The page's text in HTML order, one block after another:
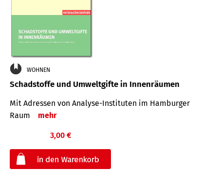
WOHNEN
Schadstoffe und Umweltgifte in Innenräumen
Mit Adressen von Analyse-Insti­tuten im Hamburger
Raum
mehr
3,00 €